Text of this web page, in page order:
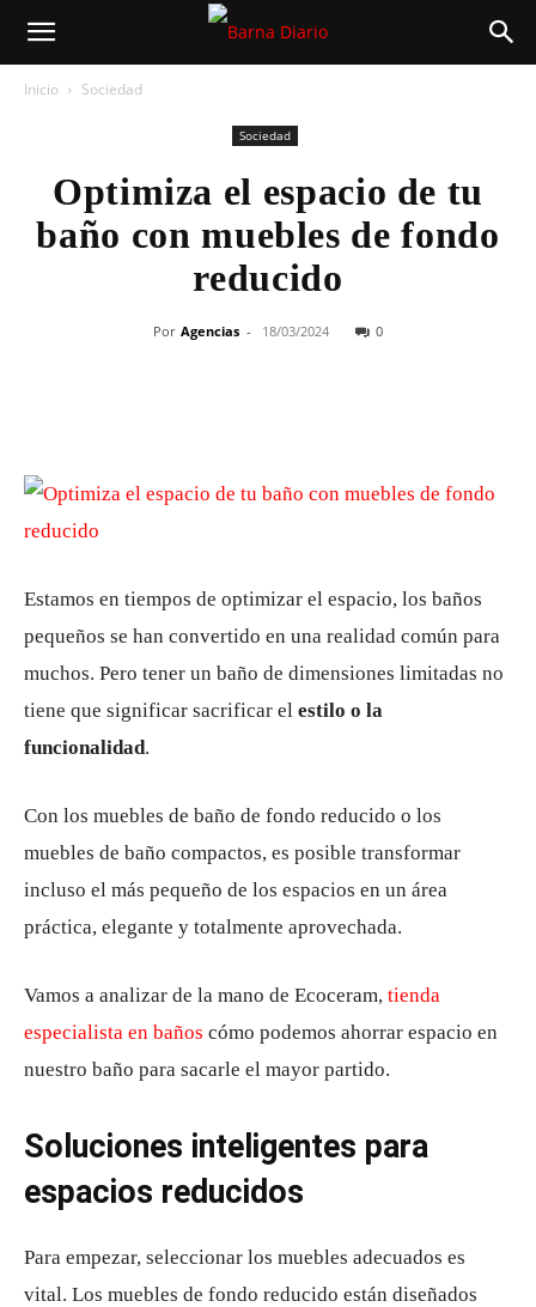
Inicio Sociedad
Sociedad
Optimiza el espacio de tu
baño con muebles de fondo
reducido
Por Agencias - 18/03/2024 0
Estamos en tiempos de optimizar el espacio, los baños
pequeños se han convertido en una realidad común para
muchos. Pero tener un baño de dimensiones limitadas no
tiene que significar sacrificar el estilo o la
funcionalidad.
Con los muebles de baño de fondo reducido o los
muebles de baño compactos, es posible transformar
incluso el más pequeño de los espacios en un área
práctica, elegante y totalmente aprovechada.
Vamos a analizar de la mano de Ecoceram, tienda
especialista en baños cómo podemos ahorrar espacio en
nuestro baño para sacarle el mayor partido.
Soluciones inteligentes para
espacios reducidos
Para empezar, seleccionar los muebles adecuados es
vital. Los muebles de fondo reducido están diseñados